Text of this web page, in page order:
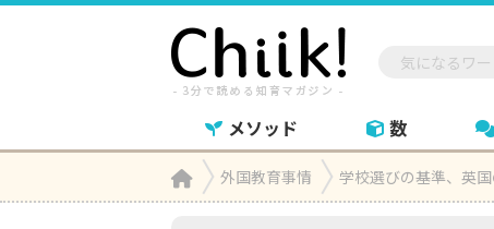
メソッド 数
Home外国教育事情 学校選びの基準、英